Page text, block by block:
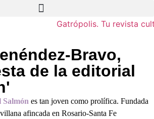
Bravo,
de la editorial
Salmón es tan joven como prolífica. Fundada
afincada en Rosario-Santa Fe